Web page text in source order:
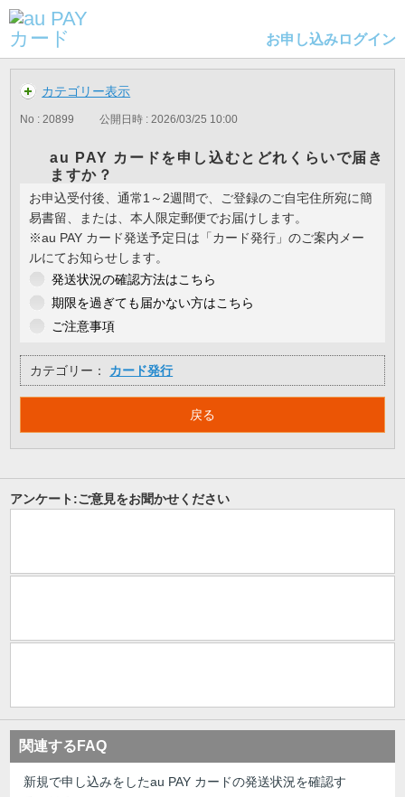
お申し込みログイン
カテゴリー表示
No : 20899 公開日時 : 2026/03/25 10:00
au PAY カードを申し込むとどれくらいで届き
ますか？
お申込受付後、通常1～2週間で、ご登録のご自宅住所宛に簡
易書留、または、本人限定郵便でお届けします。
※au PAY カード発送予定日は「カード発行」のご案内メー
ルにてお知らせします。
発送状況の確認方法はこちら
期限を過ぎても届かない方はこちら
ご注意事項
カテゴリー： カード発行
戻る
アンケート:ご意見をお聞かせください
関連するFAQ
新規で申し込みをしたau PAY カードの発送状況を確認す